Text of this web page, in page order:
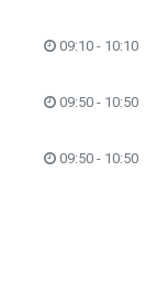
09:10 - 10:10
09:50 - 10:50
09:50 - 10:50